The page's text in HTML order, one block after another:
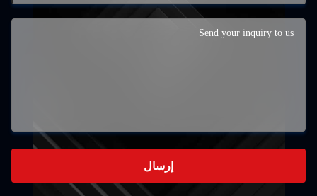
إرسال